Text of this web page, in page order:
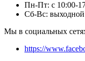
Пн-Пт: с 10:00-
Сб-Вс: выходной
Мы в социальных
https://